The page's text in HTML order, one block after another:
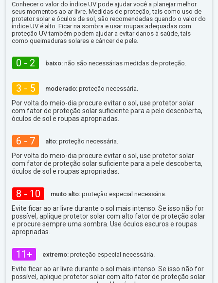
Conhecer o valor do índice UV pode ajudar você a planejar melhor
seus momentos ao ar livre. Medidas de proteção, tais como uso de
protetor solar e óculos de sol, são recomendadas quando o valor do
índice UV é alto. Ficar na sombra e usar roupas adequadas com
proteção UV também podem ajudar a evitar danos à saúde, tais
como queimaduras solares e câncer de pele.
0 - 2 baixo: não são necessárias medidas de proteção.
3 - 5 moderado: proteção necessária.
Por volta do meio-dia procure evitar o sol, use protetor solar
com fator de proteção solar suficiente para a pele descoberta,
óculos de sol e roupas apropriadas.
6 - 7 alto: proteção necessária.
Por volta do meio-dia procure evitar o sol, use protetor solar
com fator de proteção solar suficiente para a pele descoberta,
óculos de sol e roupas apropriadas.
8 - 10 muito alto: proteção especial necessária.
Evite ficar ao ar livre durante o sol mais intenso. Se isso não for
possível, aplique protetor solar com alto fator de proteção solar
e procure sempre uma sombra. Use óculos escuros e roupas
apropriadas.
11+ extremo: proteção especial necessária.
Evite ficar ao ar livre durante o sol mais intenso. Se isso não for
possível, aplique protetor solar com alto fator de proteção solar